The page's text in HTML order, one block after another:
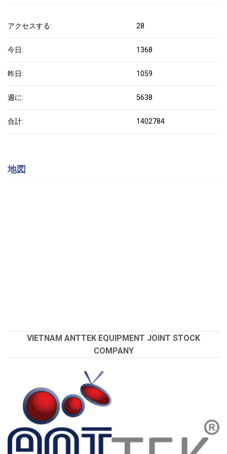
アクセスする: 28
今日: 1368
昨日: 1059
週に: 5638
合計: 1402784
地図
VIETNAM ANTTEK EQUIPMENT JOINT STOCK
COMPANY